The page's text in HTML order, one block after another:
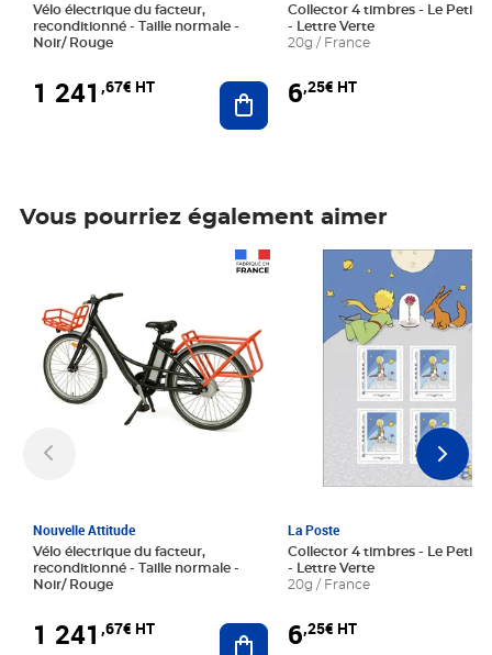
Vélo électrique du facteur,
reconditionné - Taille normale -
Noir/ Rouge
1 241 ,67€ HT Ajouter au panier
Collector 4 timbres - Le Petit
- Lettre Verte
20g / France
6,25€ HT
Vous pourriez également aimer
Nouvelle Attitude
Vélo électrique du facteur,
reconditionné - Taille normale -
Noir/ Rouge
1 241 ,67€ HT Ajouter au panier
La Poste
Collector 4 timbres - Le Petit
- Lettre Verte
20g / France
6,25€ HT
Prix 6,25€ HT